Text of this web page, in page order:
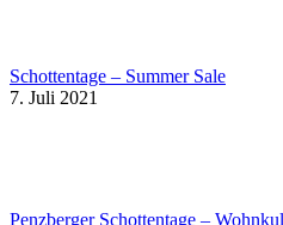
Schottentage – Summer Sale
7. Juli 2021
Penzberger Schottentage –